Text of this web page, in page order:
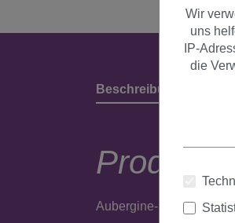
Beschreibung
Aubergine-Rote, kurze
Wir
uns
IP-
die